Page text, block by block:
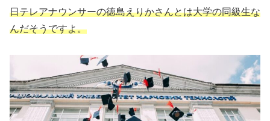
日テレアナウンサーの徳島えりかさんとは大学の同級生な
んだそうですよ。